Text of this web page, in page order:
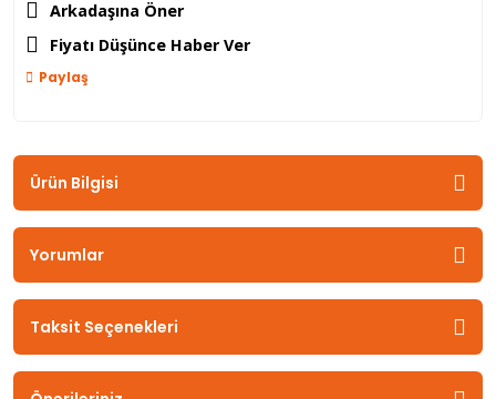
Arkadaşına Öner
Fiyatı Düşünce Haber Ver
Paylaş
Ürün Bilgisi
Yorumlar
Taksit Seçenekleri